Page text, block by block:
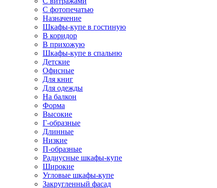
С фотопечатью
Назначение
Шкафы-купе в гостиную
В коридор
В прихожую
Шкафы-купе в спальню
Детские
Офисные
Для книг
Для одежды
На балкон
Форма
Высокие
Г-образные
Длинные
Низкие
П-образные
Радиусные шкафы-купе
Широкие
Угловые шкафы-купе
Закругленный фасад